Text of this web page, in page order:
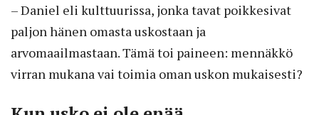
– Daniel eli kulttuurissa, jonka tavat poikkesivat
paljon hänen omasta uskostaan ja
arvomaailmastaan. Tämä toi paineen: mennäkkö
virran mukana vai toimia oman uskon mukaisesti?